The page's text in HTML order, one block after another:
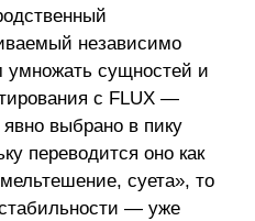
независимо
умножать сущностей и
с FLUX —
выбрано в пику
переводится оно как
суета», то
— уже